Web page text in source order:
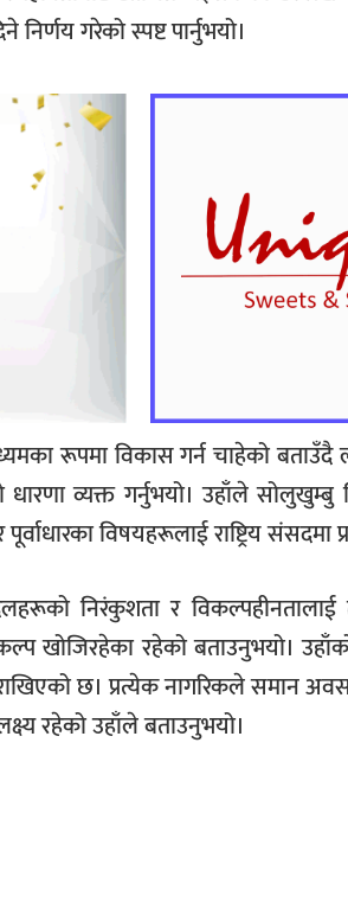
गरेको स्पष्ट पार्नुभयो।
रूपमा विकास गर्न चाहेको
व्यक्त गर्नुभयो। उहाँले
पूर्वाधारका विषयहरूलाई राष्ट्रिय
निरंकुशता र
खोजिरहेका रहेको बताउनुभयो।
छ। प्रत्येक नागरिकले समान
रहेको उहाँले बताउनुभयो।